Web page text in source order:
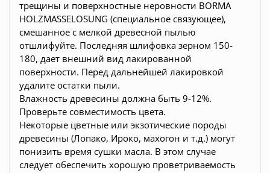
трещины и поверхностные неровности BORMA
HOLZMASSELOSUNG (специальное связующее),
смешанное с мелкой древесной пылью
отшлифуйте. Последняя шлифовка зерном 150-
180, дает внешний вид лакированной
поверхности. Перед дальнейшей лакировкой
удалите остатки пыли.
Влажность древесины должна быть 9-12%.
Проверьте совместимость цвета.
Некоторые цветные или экзотические породы
древесины (Лопако, Ироко, махогон и т.д.) могут
понизить время сушки масла. В этом случае
следует обеспечить хорошую проветриваемость